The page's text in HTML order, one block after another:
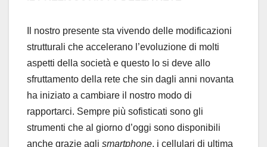
Il nostro presente sta vivendo delle modificazioni
strutturali che accelerano l’evoluzione di molti
aspetti della società e questo lo si deve allo
sfruttamento della rete che sin dagli anni novanta
ha iniziato a cambiare il nostro modo di
rapportarci. Sempre più sofisticati sono gli
strumenti che al giorno d’oggi sono disponibili
anche grazie agli smartphone, i cellulari di ultima